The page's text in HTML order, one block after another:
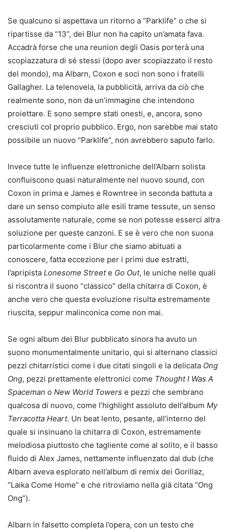
Se qualcuno si aspettava un ritorno a “Parklife” o che si
ripartisse da “13”, dei Blur non ha capito un’amata fava.
Accadrà forse che una reunion degli Oasis porterà una
scopiazzatura di sé stessi (dopo aver scopiazzato il resto
del mondo), ma Albarn, Coxon e soci non sono i fratelli
Gallagher. La telenovela, la pubblicità, arriva da ciò che
realmente sono, non da un’immagine che intendono
proiettare. E sono sempre stati onesti, e, ancora, sono
cresciuti col proprio pubblico. Ergo, non sarebbe mai stato
possibile un nuovo “Parklife”, non avrebbero saputo farlo.
Invece tutte le influenze elettroniche dell’Albarn solista
confluiscono quasi naturalmente nel nuovo sound, con
Coxon in prima e James e Rowntree in seconda battuta a
dare un senso compiuto alle esili trame tessute, un senso
assolutamente naturale, come se non potesse esserci altra
soluzione per queste canzoni. E se è vero che non suona
particolarmente come i Blur che siamo abituati a
conoscere, fatta eccezione per i primi due estratti,
l’apripista Lonesome Streete Go Out, le uniche nelle quali
si riscontra il suono “classico” della chitarra di Coxon, è
anche vero che questa evoluzione risulta estremamente
riuscita, seppur malinconica come non mai.
Se ogni album dei Blur pubblicato sinora ha avuto un
suono monumentalmente unitario, qui si alternano classici
pezzi chitarristici come i due citati singoli e la delicata Ong
Ong, pezzi prettamente elettronici come Thought I Was A
Spaceman o New World Towers e pezzi che sembrano
qualcosa di nuovo, come l’highlight assoluto dell’album My
Terracotta Heart. Un beat lento, pesante, all’interno del
quale si insinuano la chitarra di Coxon, estremamente
melodiosa piuttosto che tagliente come al solito, e il basso
fluido di Alex James, nettamente influenzato dal dub (che
Albarn aveva esplorato nell’album di remix dei Gorillaz,
“Laika Come Home” e che ritroviamo nella già citata “Ong
Ong”).
Albarn in falsetto completa l’opera, con un testo che